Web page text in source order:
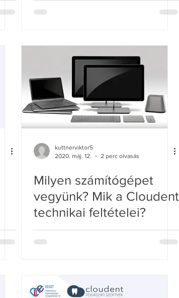
kuttnerviktor5
2020. máj. 12.
2 perc olvasás
Milyen számítógépet
vegyünk? Mik a Cloudent
technikai feltételei?